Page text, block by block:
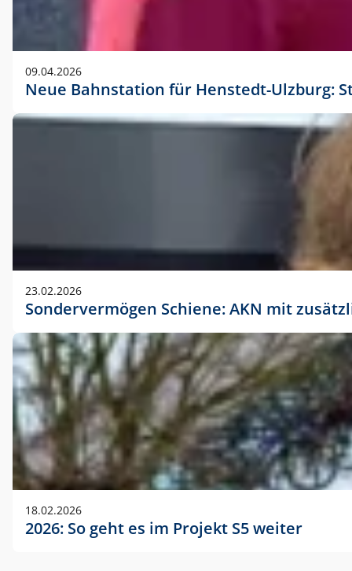
09.04.2026
Neue Bahnstation für Henstedt-Ulzburg:
23.02.2026
Sondervermögen Schiene: AKN mit
18.02.2026
2026: So geht es im Projekt S5 weiter